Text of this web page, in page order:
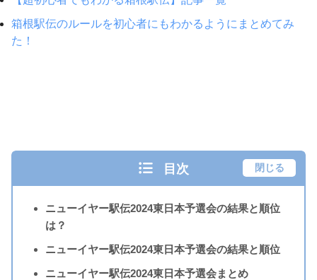
箱根駅伝のルールを初心者にもわかるようにまとめてみ
た！
目次 閉じる
ニューイヤー駅伝2024東日本予選会の結果と順位
は？
ニューイヤー駅伝2024東日本予選会の結果と順位
ニューイヤー駅伝2024東日本予選会まとめ